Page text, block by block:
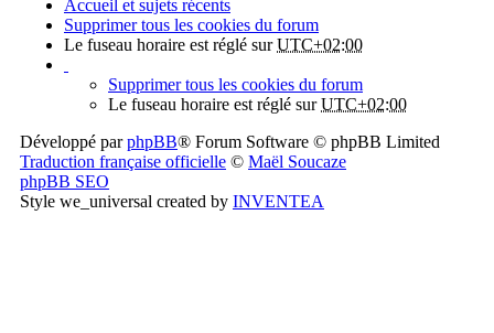
Accueil et sujets récents
Supprimer tous les cookies du forum
Le fuseau horaire est réglé surUTC+02:00
Supprimer tous les cookies du forum
Le fuseau horaire est réglé surUTC+02:00
Développé parphpBB® Forum Software © phpBB Limited
Traduction française officielle © Maël Soucaze
phpBB SEO
Style we_universal created by INVENTEA